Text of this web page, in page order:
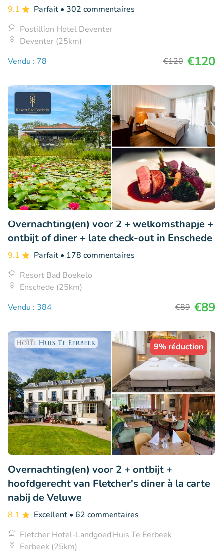
9.1 Parfait • 302 commentaires
Postillion Hotel Deventer
Deventer (25km)
Vendu : 78
€120 €120
Overnachting(en) voor 2 + welkomsthapje +
ontbijt of diner + late check-out in Enschede
9.1 Parfait • 178 commentaires
Resort Bad Boekelo
Enschede (25km)
Vendu : 384
€89 €89
9% réduction
Overnachting(en) voor 2 + ontbijt +
hoofdgerecht van Fletcher's diner à la carte
nabij de Veluwe
8.1 Excellent • 62 commentaires
Fletcher Hotel-Landgoed Huis Te Eerbeek
Eerbeek (25km)